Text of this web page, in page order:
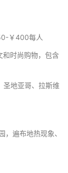
￥400每人
和时尚购物，包含
圣地亚哥、拉斯维
，遍布地热现象、